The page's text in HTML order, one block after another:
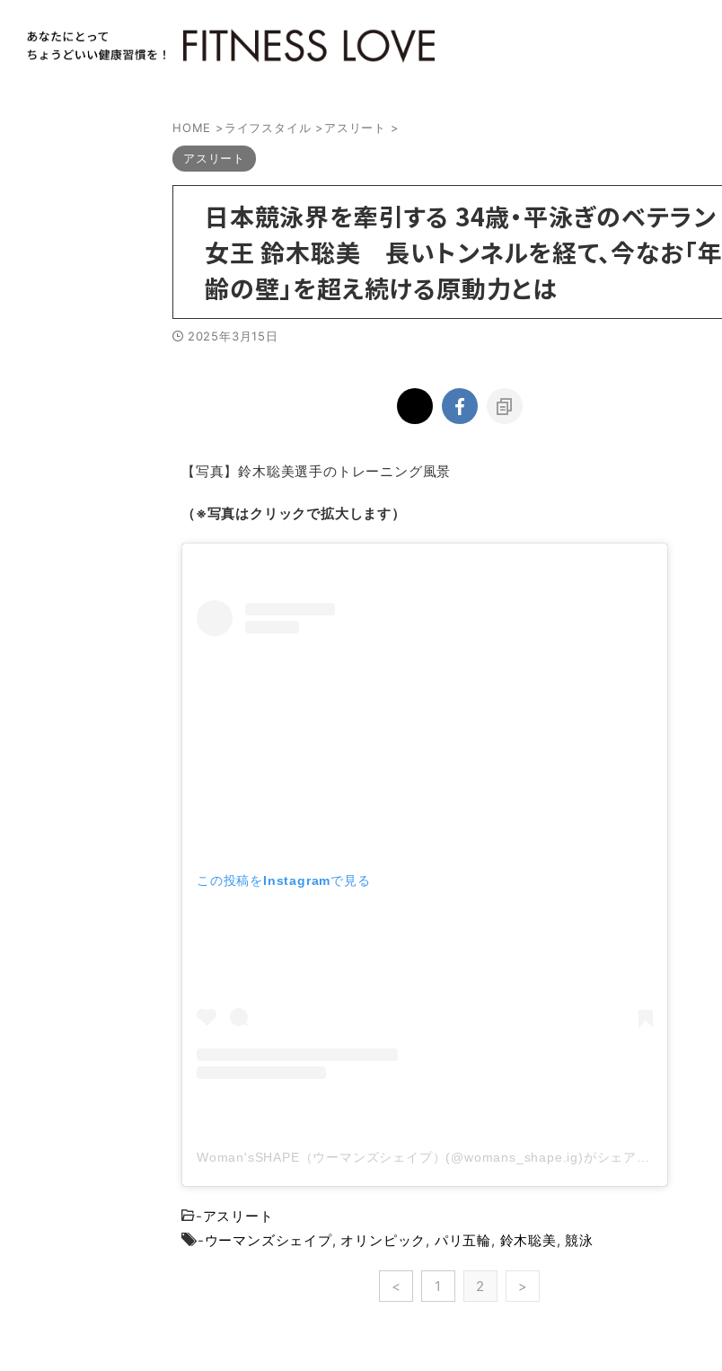
HOME >ライフスタイル >アスリート >
アスリート
日本競泳界を牽引する 34歳・平泳ぎのベテラン
女王 鈴木聡美 長いトンネルを経て、今なお「年
齢の壁」を超え続ける原動力とは
2025年3月15日
【写真】鈴木聡美選手のトレーニング風景
（※写真はクリックで拡大します）
この投稿をInstagramで見る
-アスリート
-ウーマンズシェイプ, オリンピック , パリ五輪, 鈴木聡美,競泳
< 1 2 >